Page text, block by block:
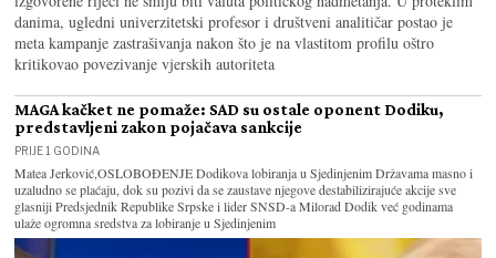
danima, ugledni univerzitetski profesor i društveni analitičar postao je
meta kampanje zastrašivanja nakon što je na vlastitom profilu oštro
kritikovao povezivanje vjerskih autoriteta
MAGA kačket ne pomaže: SAD su ostale oponent Dodiku,
predstavljeni zakon pojačava sankcije
PRIJE 1 GODINA
Matea Jerković,OSLOBOĐENJE Dodikova lobiranja u Sjedinjenim Državama masno i
uzaludno se plaćaju, dok su pozivi da se zaustave njegove destabilizirajuće akcije sve
glasniji Predsjednik Republike Srpske i lider SNSD-a Milorad Dodik već godinama
ulaže ogromna sredstva za lobiranje u Sjedinjenim